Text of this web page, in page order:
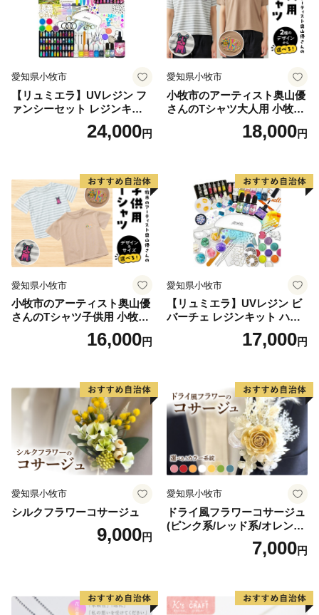
れる魅力的なまち～」の実現を目指し、これまで以上に
魅力あるまちづくりを進めてまいります。
愛知県小牧市
【リュミエラ】UVレジン フ
ァンシーセット レジンキッ
ト ハンドメイド レジンクラ
フト アクセサリーキット 手
24,000円
愛知県小牧市
小牧市のアーティスト奥山優
さんのTシャツ大人用 小牧市
18,000円
愛知県小牧市
小牧市のアーティスト奥山優
さんのTシャツ子供用 小牧市
16,000円
愛知県小牧市
【リュミエラ】UVレジン ビ
バーチェ レジンキット ハン
ドメイド レジンクラフト ア
クセサリーキット 手作り セ
17,000円
愛知県小牧市
シルクフラワーコサージュ
9,000円
愛知県小牧市
ドライ風フラワーコサージュ
(ピンク系/レッド系/オレンジ
系/ホワイト系/イエロー系/グ
リーン系/ブルー系）7,000円